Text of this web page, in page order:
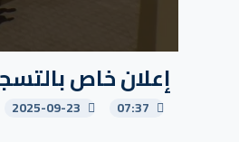
إعلان خاص
07:37
2025-09-23